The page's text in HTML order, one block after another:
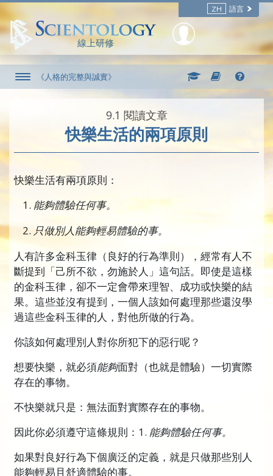
ZH 語言
線上研修
《人格的完整與誠實》
9.‎1 閱讀文章
快樂生活的兩項原則
快樂生活有兩項原則：
能夠體驗任何事。
只做別人能夠輕易體驗的事。
人有許多金科玉律（良好的行為準則），經常有人不
斷提到「己所不欲，勿施於人」這句話。即使是這樣
的金科玉律，卻不一定會帶來理智、成功或快樂的結
果。這些並沒有提到，一個人該如何處理那些還沒學
過這些金科玉律的人，對他所做的行為。
你該如何處理別人對你所犯下的惡行呢？
想要快樂，就必須能夠面對（也就是體驗）一切實際
存在的事物。
不快樂就只是：無法面對實際存在的事物。
因此你必須遵守這條規則：1. 能夠體驗任何事。
如果對良好行為下個廣泛的定義，就是只做那些別人
能夠輕易且舒適體驗的事。